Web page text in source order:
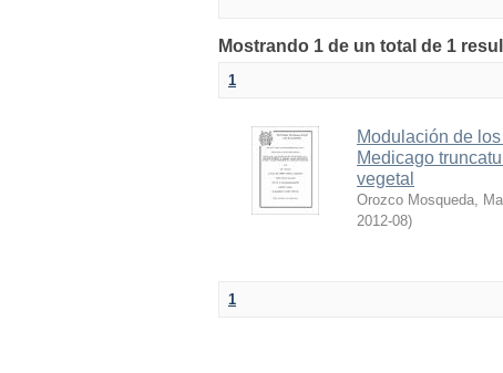
Mostrando 1 de un total de 1
1
Modulación de
Medicago
vegetal
Orozco Mosqueda,
2012-08)
1